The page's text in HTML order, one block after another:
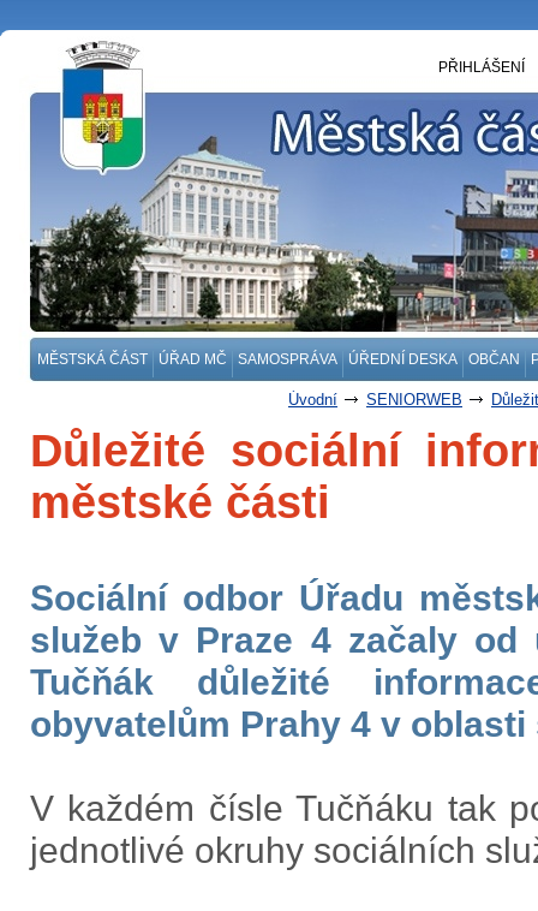
MĚSTSKÁ ČÁST ÚŘAD MČ SAMOSPRÁVA ÚŘEDNÍ DESKA OBČAN
PŘIHLÁŠENÍ
Úvodní SENIORWEB
Důležité sociální
městské části
Sociální odbor Úřadu
služeb v Praze 4 začaly od
Tučňák důležité
obyvatelům Prahy 4 v
V každém čísle Tučňáku tak
jednotlivé okruhy sociálních